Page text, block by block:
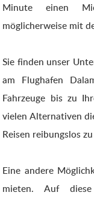
Minute einen
möglicherweise mit
Sie finden unser
am Flughafen
Fahrzeuge bis zu
vielen Alternativen
Reisen reibungslos
Eine andere
mieten. Auf